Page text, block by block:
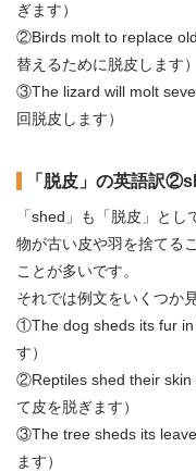
ぎます）
②Birds molt to replace
替えるために脱皮します）
③The lizard will molt
回脱皮します）
「脱皮」の英語訳
「shed」も「脱皮」と
物が古い皮や羽を捨てる
ことが多いです。
それでは例文をいくつか
①The dog sheds its fur in
す）
②Reptiles shed their skin
て皮を脱ぎます）
③The tree sheds its
ます）